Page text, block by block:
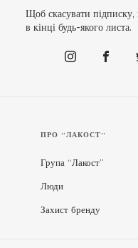
Щоб скасувати підписку,
в кінці будь-якого листа.
ПРО “ЛАКОСТ”
Група “Лакост”
Люди
Захист бренду